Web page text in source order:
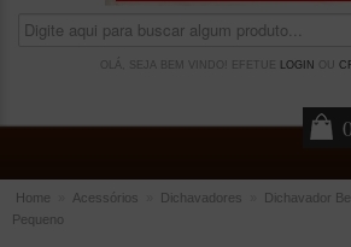
OLÁ, SEJA BEM VINDO! EFETUE LOGIN
ACESSÓRIOS
Home Acessórios Dichavadores
Dichavador
Pequeno